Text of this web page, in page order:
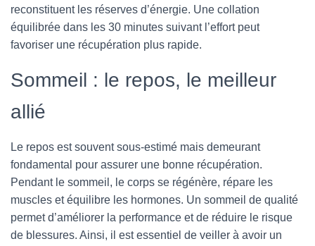
reconstituent les réserves d’énergie. Une collation
équilibrée dans les 30 minutes suivant l’effort peut
favoriser une récupération plus rapide.
Sommeil : le repos, le meilleur
allié
Le repos est souvent sous-estimé mais demeurant
fondamental pour assurer une bonne récupération.
Pendant le sommeil, le corps se régénère, répare les
muscles et équilibre les hormones. Un sommeil de qualité
permet d’améliorer la performance et de réduire le risque
de blessures. Ainsi, il est essentiel de veiller à avoir un